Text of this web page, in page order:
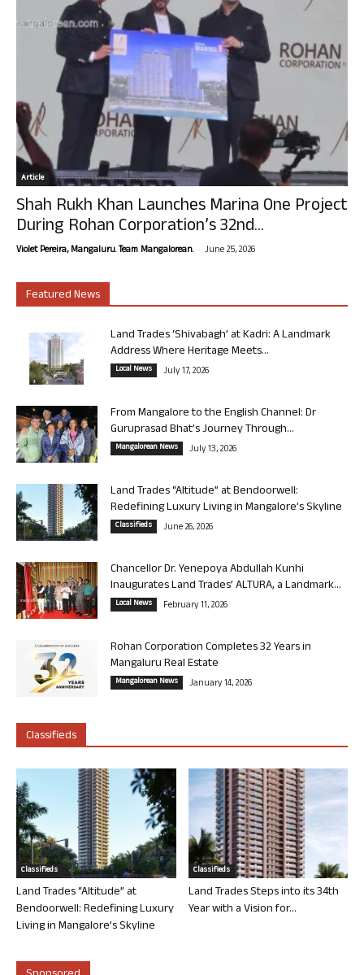
Article
Shah Rukh Khan Launches Marina One Project
During Rohan Corporation’s 32nd...
Violet Pereira, Mangaluru. Team Mangalorean. - June 25, 2026
Featured News
Land Trades ‘Shivabagh’ at Kadri: A Landmark
Address Where Heritage Meets...
Local News July 17, 2026
From Mangalore to the English Channel: Dr
Guruprasad Bhat’s Journey Through...
Mangalorean News July 13, 2026
Land Trades “Altitude” at Bendoorwell:
Redefining Luxury Living in Mangalore’s Skyline
Classifieds June 26, 2026
Chancellor Dr. Yenepoya Abdullah Kunhi
Inaugurates Land Trades’ ALTURA, a Landmark...
Local News February 11, 2026
Rohan Corporation Completes 32 Years in
Mangaluru Real Estate
Mangalorean News January 14, 2026
Classifieds
Classifieds
Land Trades “Altitude” at
Bendoorwell: Redefining Luxury
Living in Mangalore’s Skyline
Classifieds
Land Trades Steps into its 34th
Year with a Vision for...